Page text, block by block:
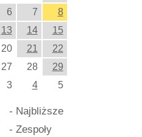
6 7
8
13 14
15
20 21
22
27 28
29
3 4 5
- Najbliższe
- Zespoły